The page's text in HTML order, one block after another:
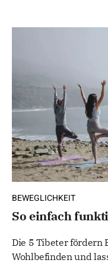
BEWEGLICHKEIT
So einfach
Die 5 Tibeter fördern
Wohlbefinden und